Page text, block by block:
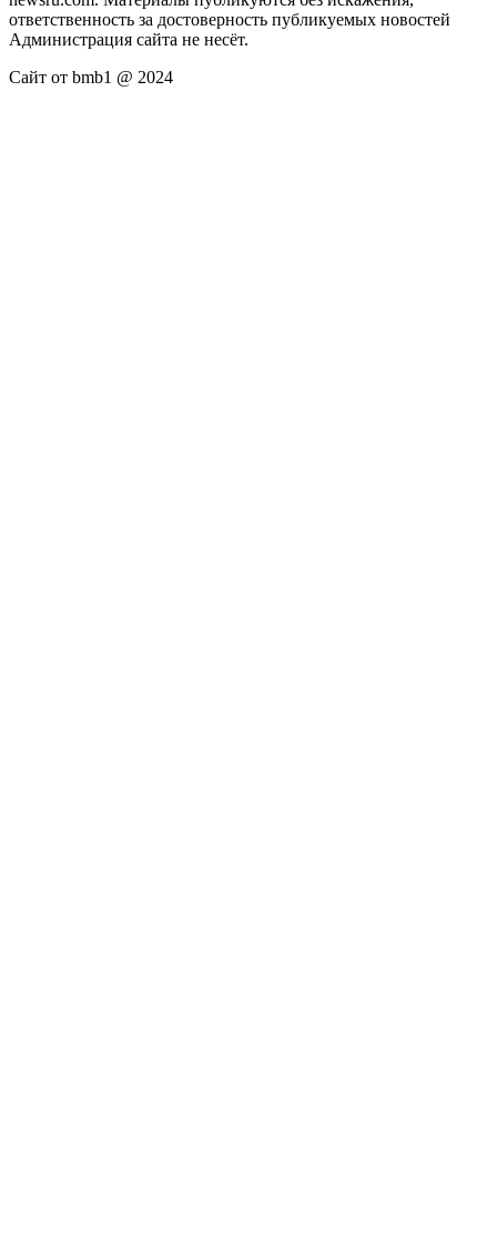
ответственность за достоверность публикуемых новостей
Администрация сайта не несёт.
Сайт от bmb1 @ 2024